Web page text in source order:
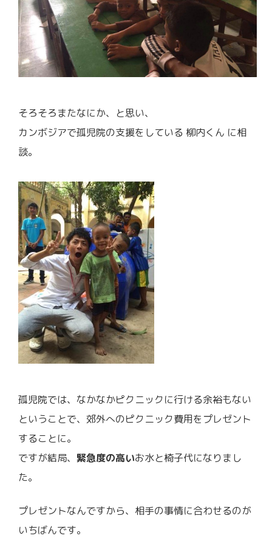
そろそろまたなにか、と思い、
カンボジアで孤児院の支援をしている 柳内くん に相
談。
孤児院では、なかなかピクニックに行ける余裕もない
ということで、郊外へのピクニック費用をプレゼント
することに。
ですが結局、 緊急度の高いお水と椅子代になりまし
た。
プレゼントなんですから、相手の事情に合わせるのが
いちばんです。